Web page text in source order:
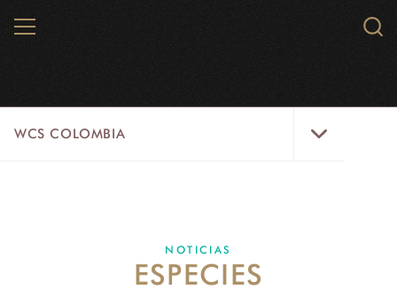
MENU
WCS COLOMBIA
EJES ESTRATÉGICOS
NOTICIAS
ESPECIES